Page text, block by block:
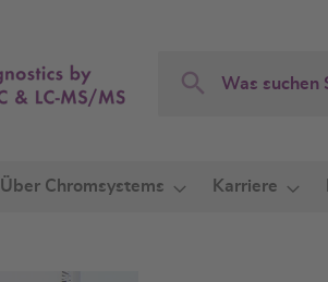
Search
Über Chromsystems Karriere